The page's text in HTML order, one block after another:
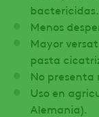
bactericidas.
Menos
Mayor
pasta
No presenta
Uso en
Alemania).